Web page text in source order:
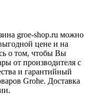
groe-shop.ru можно
цене и на
о том, чтобы Вы
от производителя с
и гарантийный
Grohe. Доставка